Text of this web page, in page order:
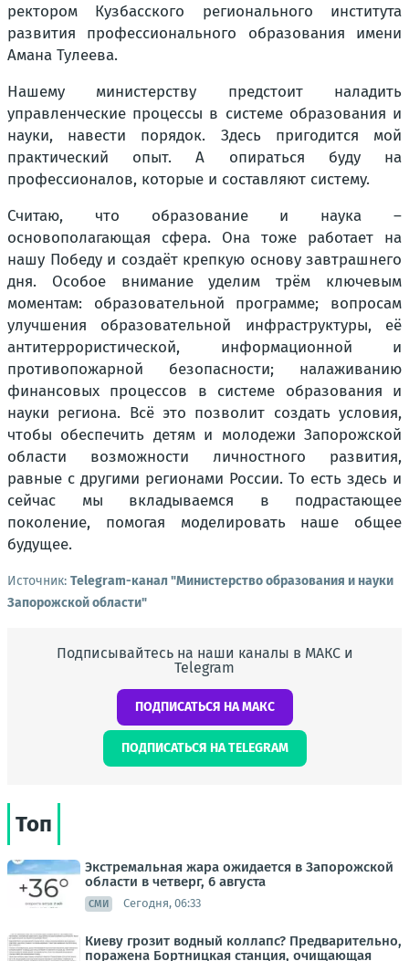
ректором Кузбасского регионального института
развития профессионального образования имени
Амана Тулеева.
Нашему министерству предстоит наладить
управленческие процессы в системе образования и
науки, навести порядок. Здесь пригодится мой
практический опыт. А опираться буду на
профессионалов, которые и составляют систему.
Считаю, что образование и наука –
основополагающая сфера. Она тоже работает на
нашу Победу и создаёт крепкую основу завтрашнего
дня. Особое внимание уделим трём ключевым
моментам: образовательной программе; вопросам
улучшения образовательной инфраструктуры, её
антитеррористической, информационной и
противопожарной безопасности; налаживанию
финансовых процессов в системе образования и
науки региона. Всё это позволит создать условия,
чтобы обеспечить детям и молодежи Запорожской
области возможности личностного развития,
равные с другими регионами России. То есть здесь и
сейчас мы вкладываемся в подрастающее
поколение, помогая моделировать наше общее
будущее.
Источник: Telegram-канал "Министерство образования и науки
Запорожской области"
Подписывайтесь на наши каналы в МАКС и
Telegram
ПОДПИСАТЬСЯ НА МАКС
ПОДПИСАТЬСЯ НА TELEGRAM
Топ
Экстремальная жара ожидается в Запорожской
области в четверг, 6 августа
СМИ Сегодня, 06:33
Киеву грозит водный коллапс? Предварительно,
поражена Бортницкая станция, очищающая